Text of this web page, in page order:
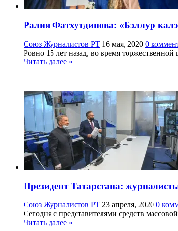
Ралия Фатхутдинова: «Бэллур
Союз Журналистов РТ 16 мая, 2020 0
Ровно 15 лет назад, во время
Читать далее »
Президент Татарстана:
Союз Журналистов РТ 23 апреля, 2020 0
Сегодня с представителями средств
Читать далее »